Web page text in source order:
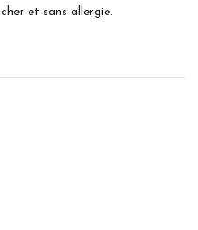
et sans allergie.